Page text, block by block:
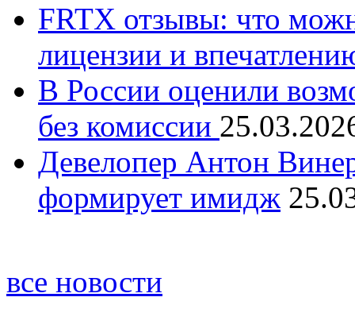
FRTX отзывы: что
лицензии и
В России оценили
без комиссии
Девелопер Антон
формирует имидж
все новости